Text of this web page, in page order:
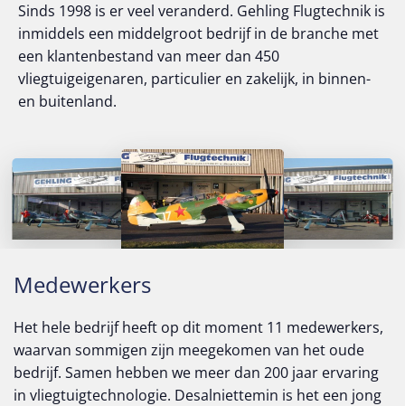
Sinds 1998 is er veel veranderd. Gehling Flugtechnik is
inmiddels een middelgroot bedrijf in de branche met
een klantenbestand van meer dan 450
vliegtuigeigenaren, particulier en zakelijk, in binnen-
en buitenland.
Medewerkers
Het hele bedrijf heeft op dit moment 11 medewerkers,
waarvan sommigen zijn meegekomen van het oude
bedrijf. Samen hebben we meer dan 200 jaar ervaring
in vliegtuigtechnologie. Desalniettemin is het een jong